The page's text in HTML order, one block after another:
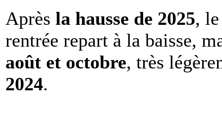
Après la hausse de 2025,
rentrée repart à la baisse,
août et octobre, très
2024.